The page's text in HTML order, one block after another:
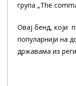
група „The
Овај бенд, који
популарнији на
државама из